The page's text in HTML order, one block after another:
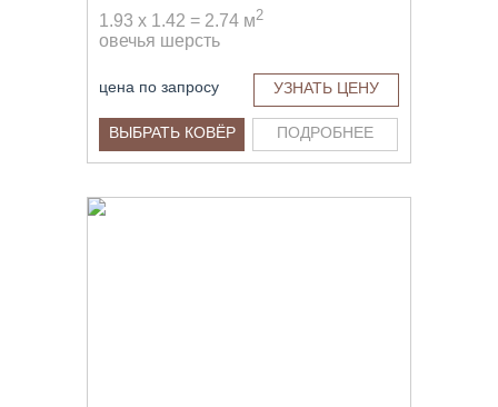
1.93 x 1.42 = 2.74 м2
овечья шерсть
цена по запросу УЗНАТЬ ЦЕНУ
ВЫБРАТЬ КОВЁР ПОДРОБНЕЕ